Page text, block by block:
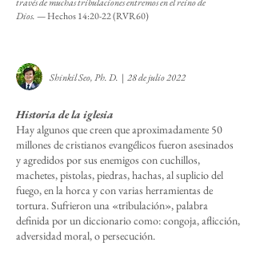
Dios.— Hechos 14:20-22 (RVR60)
Shinkil Seo, Ph. D. | 28 de julio 2022
Historia de la iglesia
Hay algunos que creen que aproximadamente 50
millones de cristianos evangélicos fueron asesinados
y agredidos por sus enemigos con cuchillos,
machetes, pistolas, piedras, hachas, al suplicio del
fuego, en la horca y con varias herramientas de
tortura. Sufrieron una «tribulación», palabra
definida por un diccionario como: congoja, aflicción,
adversidad moral, o persecución.